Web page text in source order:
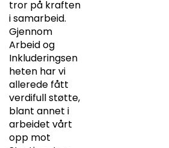
tror på kraften
i samarbeid.
Gjennom
Arbeid og
Inkluderingsen
heten har vi
allerede fått
verdifull støtte,
blant annet i
arbeidet vårt
opp mot